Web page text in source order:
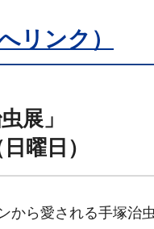
リンク）
展」
曜日）
から愛される手塚治